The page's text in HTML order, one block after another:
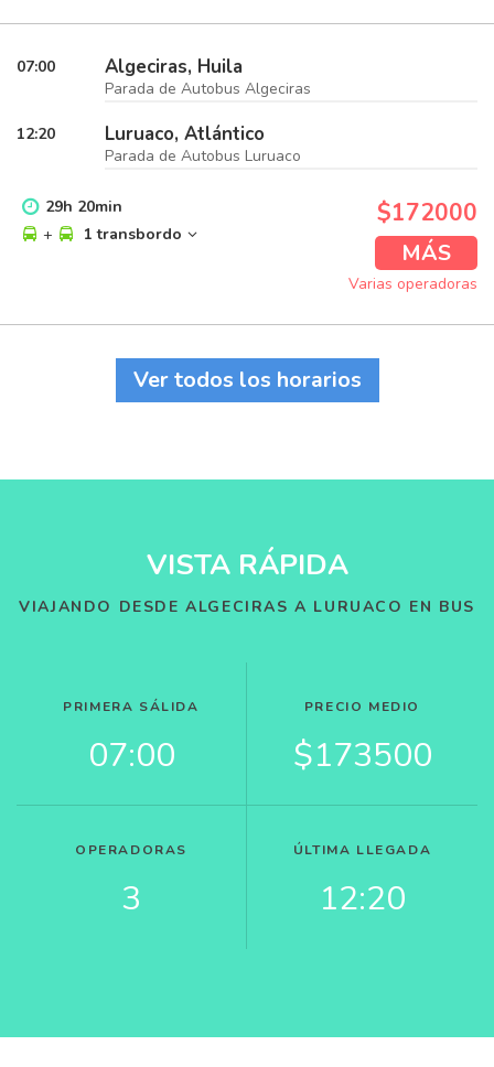
07:00 Algeciras, Huila
Parada de Autobus Algeciras
12:20 Luruaco, Atlántico
Parada de Autobus Luruaco
29h 20min
+
1 transbordo
$172000
MÁS
Varias operadoras
Ver todos los horarios
VISTA RÁPIDA
VIAJANDO DESDE ALGECIRAS A LURUACO EN BUS
PRIMERA SÁLIDA
07:00
PRECIO MEDIO
$173500
OPERADORAS
3
ÚLTIMA LLEGADA
12:20